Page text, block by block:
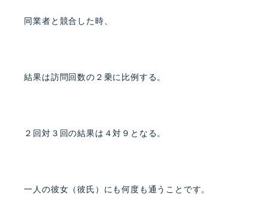
同業者と競合した時、
結果は訪問回数の２乗に比例する。
２回対３回の結果は４対９となる。
一人の彼女（彼氏）にも何度も通うことです。